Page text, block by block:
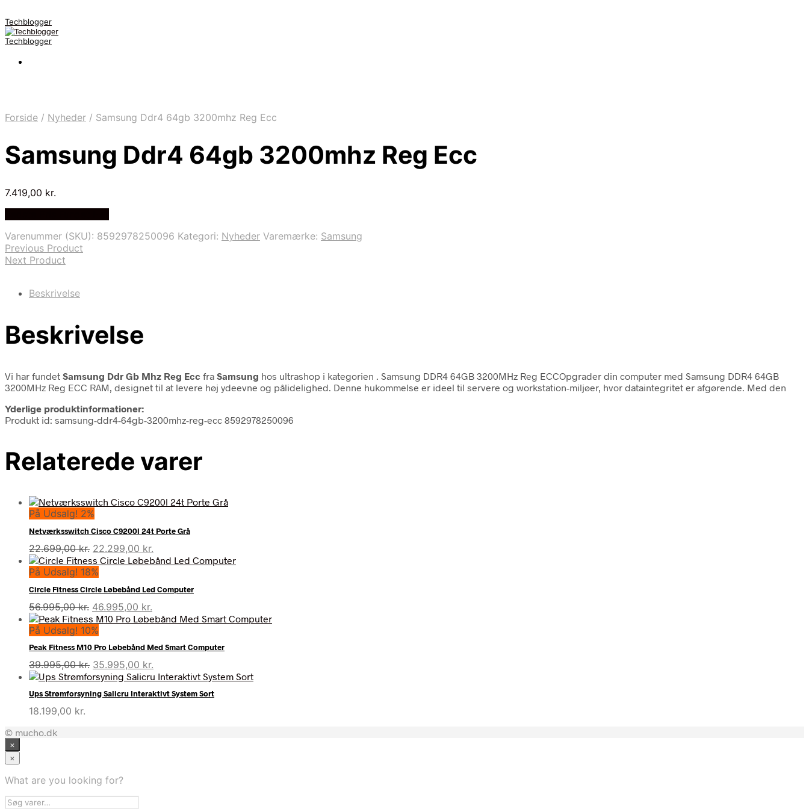
Techblogger
Techblogger
Forside / Nyheder / Samsung Ddr4 64gb 3200mhz Reg Ecc
Samsung Ddr4 64gb 3200mhz Reg Ecc
7.419,00 kr.
Varenummer (SKU): 8592978250096 Kategori: Nyheder Varemærke: Samsung
Previous Product
Next Product
Beskrivelse
Beskrivelse
Vi har fundet Samsung Ddr Gb Mhz Reg Ecc fra Samsung hos ultrashop i kategorien
. Samsung DDR4 64GB 3200MHz Reg ECCOpgrader din computer med Samsung DDR4 64GB
3200MHz Reg ECC RAM, designet til at levere høj ydeevne og pålidelighed. Denne hukommelse er ideel til servere og workstation-miljøer, hvor dataintegritet er afgørende. Med den
Yderlige produktinformationer:
Produkt id: samsung-ddr4-64gb-3200mhz-reg-ecc 8592978250096
Relaterede varer
På Udsalg! 2%
Netværksswitch Cisco C9200l 24t Porte Grå
22.699,00kr. Den
oprindelige
pris
var:
22.699,00 kr..
22.299,00 kr.
aktuelle
er:
22.299,00 kr..
På Udsalg! 18%
Circle Fitness Circle Løbebånd Led Computer
56.995,00kr. Den
oprindelige
pris
var:
56.995,00 kr..
46.995,00 kr.
aktuelle
er:
46.995,00 kr..
På Udsalg! 10%
Peak Fitness M10 Pro Løbebånd Med Smart Computer
39.995,00kr. Den
oprindelige
pris
var:
35.995,00 kr.
aktuelle
pris
er:
Ups Strømforsyning Salicru Interaktivt System Sort
18.199,00 kr.
© mucho.dk
×
×
What are you looking for?